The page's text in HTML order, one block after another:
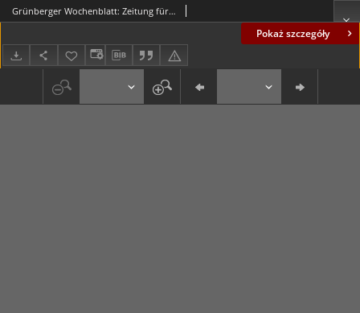
Pokaż szczegóły
Grünberger Wochenblatt: Zeitung für Stadt und Land, No. 73. ( 27. März 1930 )